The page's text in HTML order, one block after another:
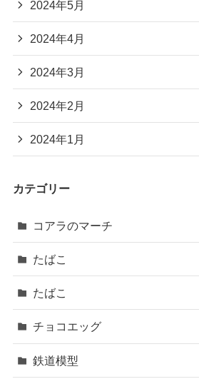
2024年5月
2024年4月
2024年3月
2024年2月
2024年1月
カテゴリー
コアラのマーチ
たばこ
たばこ
チョコエッグ
鉄道模型